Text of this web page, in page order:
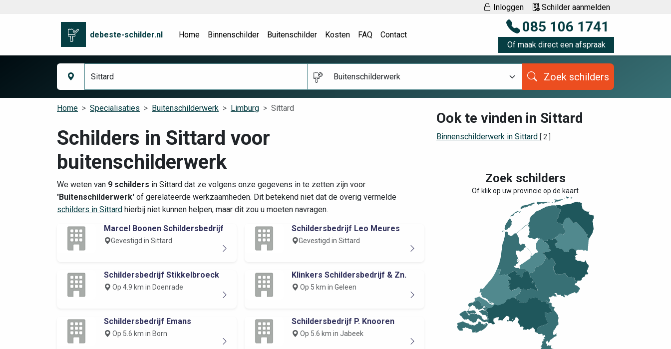
Inloggen Schilder aanmelden
debeste-schilder.nl Home Binnenschilder Buitenschilder Kosten FAQ Contact 085 106 1741
Of maak direct een afspraak
Buitenschilderwerk Zoek schilders
Home Specialisaties Buitenschilderwerk Limburg Sittard
Schilders in Sittard voor
buitenschilderwerk
We weten van 9 schilders in Sittard dat ze volgens onze gegevens in te zetten zijn voor
'Buitenschilderwerk' of gerelateerde werkzaamheden. Dit betekend niet dat de overig vermelde
schilders in Sittard hierbij niet kunnen helpen, maar dit zou u moeten navragen.
Marcel Boonen Schildersbedrijf
Gevestigd in Sittard
Schildersbedrijf Leo Meures
Gevestigd in Sittard
Schildersbedrijf Stikkelbroeck
Op 4.9 km in Doenrade
Klinkers Schildersbedrijf & Zn.
Op 5 km in Geleen
Schildersbedrijf Emans
Op 5.6 km in Born
Schildersbedrijf P. Knooren
Op 5.6 km in Jabeek
Ook te vinden in Sittard
Binnenschilderwerk in Sittard [ 2 ]
Zoek schilders
Of klik op uw provincie op de kaart